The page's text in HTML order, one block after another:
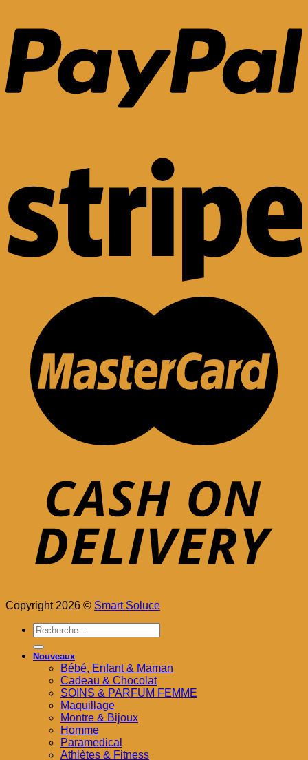
Copyright 2026 © Smart Soluce
Recherche
pour :
Nouveaux
Bébé, Enfant & Maman
Cadeau & Chocolat
SOINS & PARFUM FEMME
Maquillage
Montre & Bijoux
Homme
Paramedical
Athlètes & Fitness